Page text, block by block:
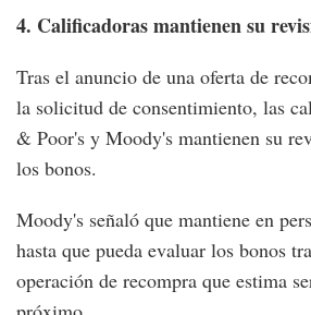
4. Calificadoras mantienen su
Tras el anuncio de una oferta de
la solicitud de consentimiento, las
& Poor's y Moody's mantienen su
los bonos.
Moody's señaló que mantiene en
hasta que pueda evaluar los bonos
operación de recompra que estima